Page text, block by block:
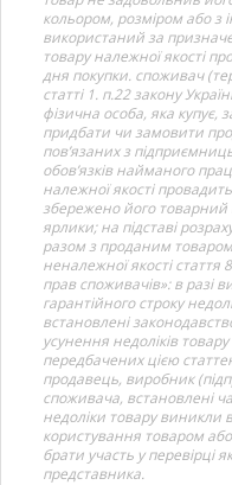
кольором, розміром або
використаний за
товару належної якості
дня покупки. споживач
статті 1. п.22 закону
фізична особа, яка купує,
придбати чи замовити
пов’язаних з
обов’язків найманого
належної якості
збережено його товарний
ярлики; на підставі
разом з проданим
неналежної якості стаття
прав споживачів»: в разі
гарантійного строку
встановлені
усунення недоліків
передбачених цією
продавець, виробник
споживача, встановлені
недоліки товару
користування товаром
брати участь у перевірці
представника.